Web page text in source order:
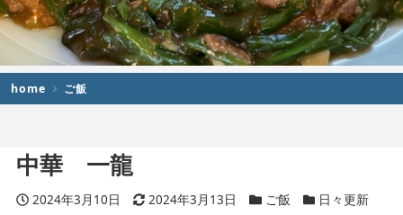
home ご飯
中華 一龍
投稿日
2024年3月10日 更新日
2024年3月13日 カテゴリー
ご飯 カテゴリー
日々更新